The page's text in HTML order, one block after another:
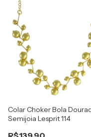
Colar Choker Bola
Semijoia Lesprit 114